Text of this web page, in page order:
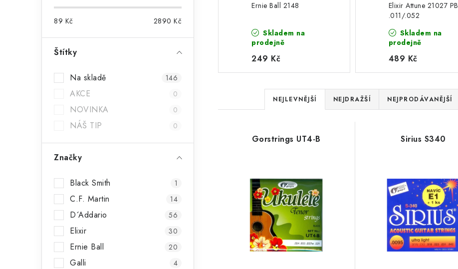
t
p
89 Kč 2890 Kč
Štítky
Na skladě 146
AKCE 0
NOVINKA 0
NÁŠ TIP 0
Značky
Black Smith 1
C.F. Martin 14
D´Addario 56
Elixir 30
Ernie Ball 20
Galli 4
Ernie Ball 2148
Skladem na
prodejně
249 Kč
Elixir Attune 21027 PB
.011/.052
Skladem na
prodejně
489 Kč
Ř
a
z
n
í
p
r
o
NEJLEVNĚJŠÍ NEJDRAŽŠÍ NEJPRODÁVANĚJŠÍ
Gorstrings UT4-B Sirius S340